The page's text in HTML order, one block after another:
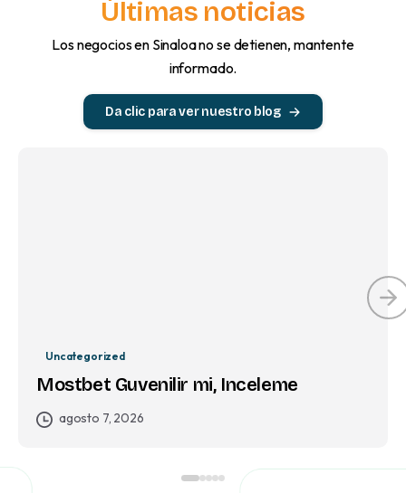
Últimas noticias
Los negocios en Sinaloa no se detienen, mantente
informado.
Da clic para ver nuestro blog
Uncategorized
Mostbet Guvenilir mi, Inceleme
agosto 7, 2026